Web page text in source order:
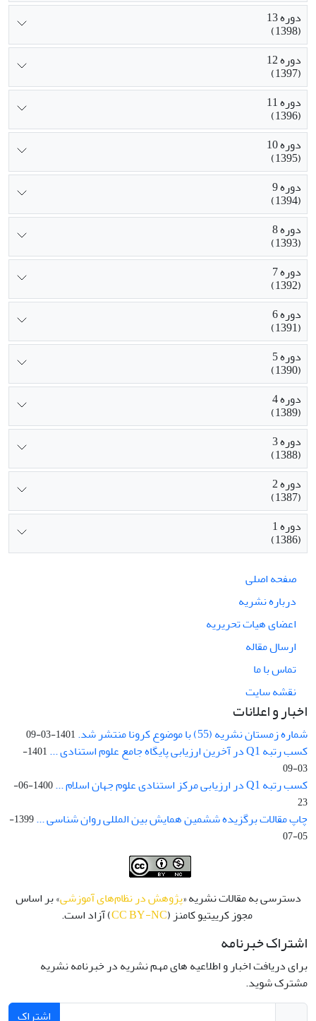
دوره 13
(1398)
دوره 12
(1397)
دوره 11
(1396)
دوره 10
(1395)
دوره 9
(1394)
دوره 8
(1393)
دوره 7
(1392)
دوره 6
(1391)
دوره 5
(1390)
دوره 4
(1389)
دوره 3
(1388)
دوره 2
(1387)
دوره 1
(1386)
صفحه اصلی
درباره نشریه
اعضای هیات تحریریه
ارسال مقاله
تماس با ما
نقشه سایت
اخبار و اعلانات
شماره زمستان نشریه (55) با موضوع کرونا منتشر شد. 1401-03-09
کسب رتبه Q1 در آخرین ارزیابی پایگاه جامع علوم استنادی ...
1401-
03-09
کسب رتبه Q1 در ارزیابی مرکز استنادی علوم جهان اسلام ...
1400-06-
23
چاپ مقالات برگزیده ششمین همایش بین المللی روان شناسی ...
1399-
05-07
دسترسی به مقالات نشریه «پژوهش در نظام‌های آموزشی» بر اساس
مجوز کرییتیو کامنز (CC BY-NC) آزاد است.
اشتراک خبرنامه
برای دریافت اخبار و اطلاعیه های مهم نشریه در خبرنامه نشریه
مشترک شوید.
اشتراک